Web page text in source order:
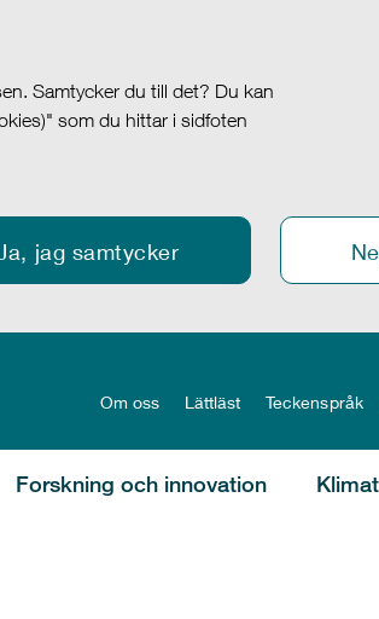
Samtycker du till det? Du kan
som du hittar i sidfoten
jag samtycker
Om oss Lättläst Teckenspråk
Forskning och innovation Klimat